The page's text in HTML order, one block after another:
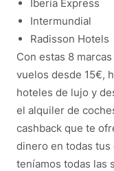
Iberia Express
Intermundial
Radisson Hotels
Con estas 8
vuelos desde 15€,
hoteles de lujo y
el alquiler de
cashback que te
dinero en todas tus
teníamos todas las